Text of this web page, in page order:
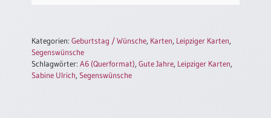
Jahreslosung
Kategorien:Geburtstag / Wünsche, Karten, Leipziger Karten,
Segenswünsche
Schlagwörter:A6 (Querformat),Gute Jahre, Leipziger Karten,
Sabine Ulrich, Segenswünsche